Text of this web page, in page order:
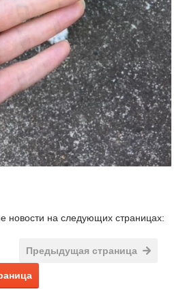
новости на следующих страницах:
Предыдущая страница